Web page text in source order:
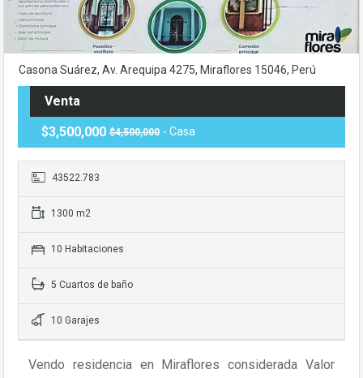
Casona Suárez, Av. Arequipa 4275, Miraflores 15046, Perú
Venta
$3,500,000 $4,500,000 - Casa
43522.783
1300 m2
10 Habitaciones
5 Cuartos de baño
10 Garajes
Vendo residencia en Miraflores considerada Valor